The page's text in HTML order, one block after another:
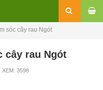
sóc cây rau Ngót
cây rau Ngót
3598